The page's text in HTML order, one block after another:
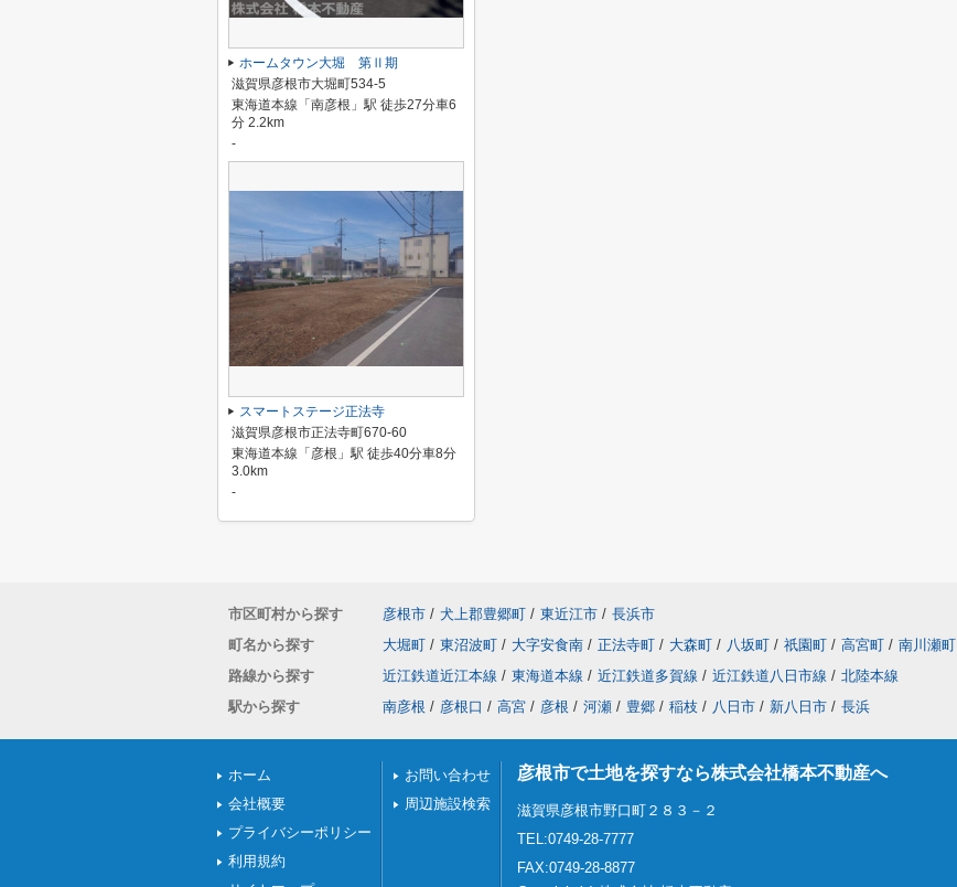
ホームタウン大堀 第Ⅱ期
滋賀県彦根市大堀町534-5
東海道本線「南彦根」駅 徒歩27分車6
分 2.2km
-
スマートステージ正法寺
滋賀県彦根市正法寺町670-60
東海道本線「彦根」駅 徒歩40分車8分
3.0km
-
市区町村から探す 彦根市 / 犬上郡豊郷町 / 東近江市 / 長浜市
町名から探す
大堀町 / 東沼波町 / 大字安食南 / 正法寺町 / 大森町 / 八坂町 / 祇園町 / 高宮町 / 南川瀬町
路線から探す
近江鉄道近江本線 / 東海道本線 / 近江鉄道多賀線 / 近江鉄道八日市線 / 北陸本線
駅から探す
南彦根 / 彦根口 / 高宮 / 彦根 / 河瀬 / 豊郷 / 稲枝 / 八日市 / 新八日市 / 長浜
ホーム
会社概要
プライバシーポリシー
利用規約
お問い合わせ
周辺施設検索
彦根市で土地を探すなら株式会社橋本不動産へ
滋賀県彦根市野口町２８３－２
TEL:0749-28-7777
FAX:0749-28-8877